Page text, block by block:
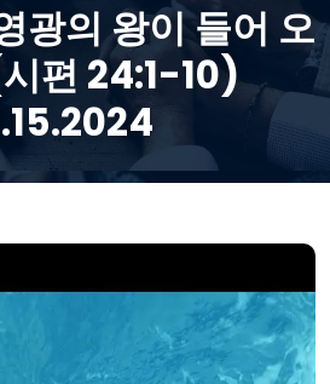
광의 왕이 들어 오
편 24:1-10)